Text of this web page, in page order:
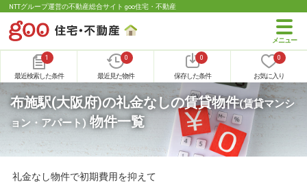
NTTグループ運営の不動産総合サイト goo住宅・不動産
1
最近検索した条件
0
最近見た物件
0
保存した条件
0
お気に入り
布施駅(大阪府)の礼金なしの賃貸物件(賃貸マンシ
ョン・アパート) 物件一覧
礼金なし物件で初期費用を抑えて